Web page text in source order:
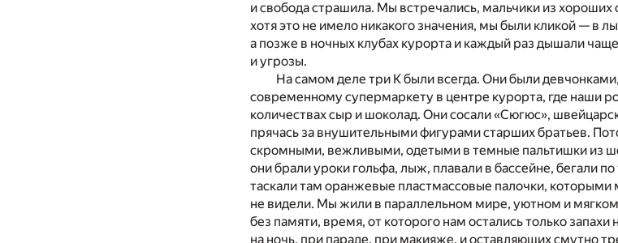
и свобода страшила. Мы встречались, мальчики из
хотя это не имело никакого значения, мы были кликой — в
а позже в ночных клубах курорта и каждый раз дышали
и угрозы.
На самом деле три К были всегда. Они были
современному супермаркету в центре курорта, где наши
количествах сыр и шоколад. Они сосали «Сюгюс»,
прячась за внушительными фигурами старших братьев.
скромными, вежливыми, одетыми в темные пальтишки из
они брали уроки гольфа, лыж, плавали в бассейне, бегали
таскали там оранжевые пластмассовые палочки,
не видели. Мы жили в параллельном мире, уютном и
без памяти, время, от которого нам остались только
на ночь, при параде, при макияже, и оставляющих смутно